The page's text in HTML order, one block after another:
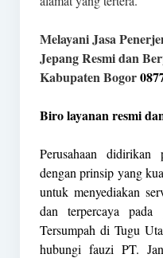
Melayani Jasa
Jepang Resmi dan
Kabupaten Bogor
Biro layanan resmi
Perusahaan
dengan prinsip yang
untuk menyediakan
dan terpercaya pada
Tersumpah di Tugu
hubungi fauzi PT.